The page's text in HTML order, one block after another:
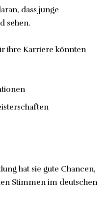
dass junge
sehen.
ihre Karriere könnten
hat sie gute Chancen,
Stimmen im deutschen